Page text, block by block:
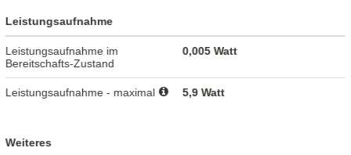
Leistungsaufnahme
Leistungsaufnahme im
Bereitschafts-Zustand
0,005 Watt
Leistungsaufnahme - maximal 5,9 Watt
Weiteres